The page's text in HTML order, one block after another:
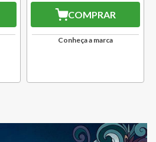
COMPRAR
Conheça a marca